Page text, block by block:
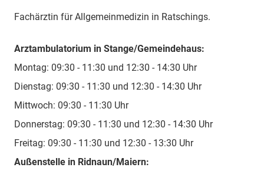
Fachärztin für Allgemeinmedizin in Ratschings.
Arztambulatorium in Stange/Gemeindehaus:
Montag: 09:30 - 11:30 und 12:30 - 14:30 Uhr
Dienstag: 09:30 - 11:30 und 12:30 - 14:30 Uhr
Mittwoch: 09:30 - 11:30 Uhr
Donnerstag: 09:30 - 11:30 und 12:30 - 14:30 Uhr
Freitag: 09:30 - 11:30 und 12:30 - 13:30 Uhr
Außenstelle in Ridnaun/Maiern: